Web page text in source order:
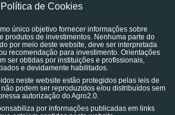
Política de Cookies
único objetivo fornecer informações sobre
produtos de investimentos. Nenhuma parte do
por meio deste website, deve ser interpretada
recomendação para investimento. Orientações
ser obtidas por instituições e profissionais,
e devidamente habilitados.
neste website estão protegidos pelas leis de
podem ser reproduzidos e/ou distribuídos sem
autorização do Agro2.0.
por informações publicadas em links